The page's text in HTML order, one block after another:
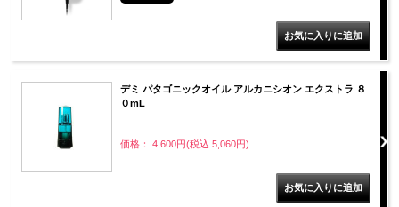
デミ パタゴニックオイル アルカニシオン エクストラ ８
０mL
価格： 4,600円(税込 5,060円)